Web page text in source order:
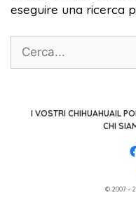
eseguire una ricerca
I VOSTRI CHIHUAHUAIL
CHI
© 2007 -